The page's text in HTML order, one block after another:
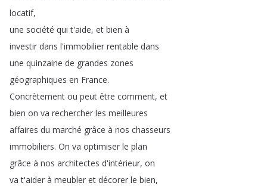
locatif,
une société qui t'aide, et bien à
investir dans l'immobilier rentable dans
une quinzaine de grandes zones
géographiques en France.
Concrètement ou peut être comment, et
bien on va rechercher les meilleures
affaires du marché grâce à nos chasseurs
immobiliers. On va optimiser le plan
grâce à nos architectes d'intérieur, on
va t'aider à meubler et décorer le bien,